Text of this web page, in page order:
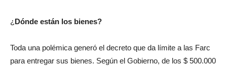
¿ Dónde están los bienes?
Toda una polémica generó el decreto que da límite a las Farc
para entregar sus bienes. Según el Gobierno, de los $ 500.000